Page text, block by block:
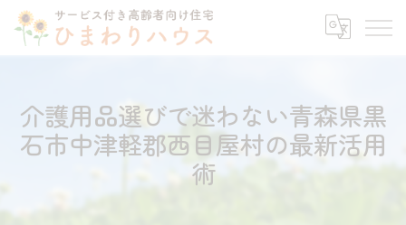
介護用品選びで迷わない青森県黒
石市中津軽郡西目屋村の最新活用
術